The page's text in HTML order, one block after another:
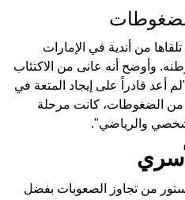
من أندية في الإمارات
وأوضح أنه عانى من الاكتئاب
أعد قادراً على إيجاد المتعة في
من الضغوطات، كانت مرحلة
والرياضي".
من تجاوز الصعوبات بفضل